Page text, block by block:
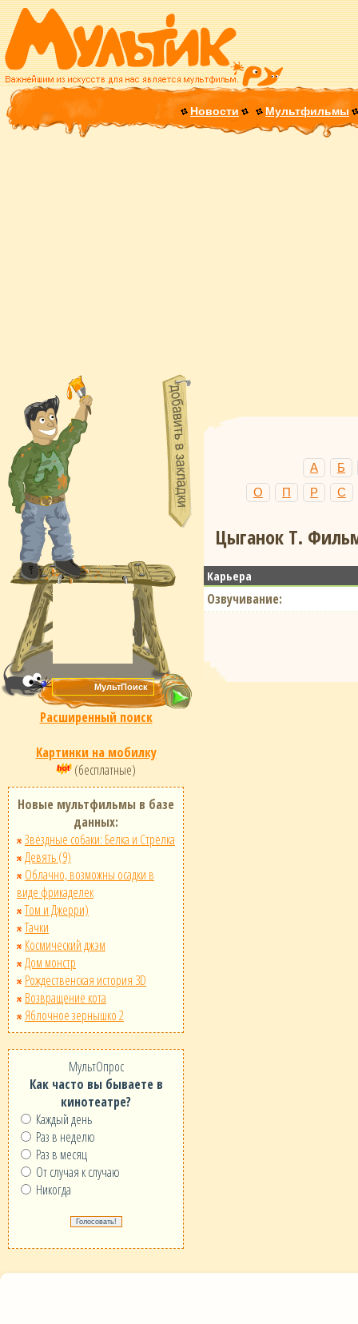
Новости Мультфильмы
Расширенный поиск
Картинки на мобилку
(бесплатные)
Новые мультфильмы в базе
данных:
Звёздные собаки: Белка и Стрелка
Девять (9)
Облачно, возможны осадки в
виде фрикаделек
Том и Джерри)
Тачки
Космический джэм
Дом монстр
Рождественская история 3D
Возвращение кота
Яблочное зернышко 2
МультОпрос
Как часто вы бываете в
кинотеатре?
Каждый день
Раз в неделю
Раз в месяц
От случая к случаю
Никогда
А
Б
О
П Р С
Цыганок Т.
Карьера
Озвучивание: